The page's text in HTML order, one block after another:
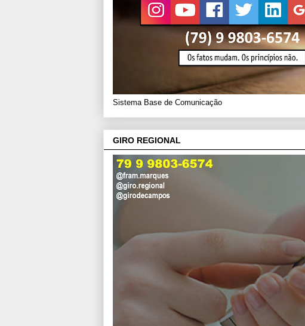
Sistema Base de Comunicação
GIRO REGIONAL